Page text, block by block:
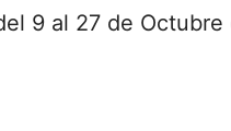
9 al 27 de Octubre